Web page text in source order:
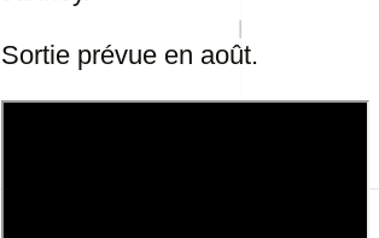
Sortie prévue en août.